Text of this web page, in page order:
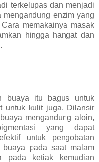
terkelupas dan menjadi
mengandung enzim yang
memakainya masak
hingga hangat dan
buaya itu bagus untuk
untuk kulit juga. Dilansir
mengandung aloin,
yang dapat
untuk pengobatan
buaya pada saat malam
pada ketiak kemudian